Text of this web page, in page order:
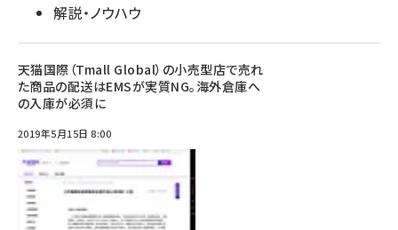
解説・ノウハウ
天猫国際（Tmall Global）の小売型店で売れ
た商品の配送はEMSが実質NG。海外倉庫へ
の入庫が必須に
2019年5月15日 8:00